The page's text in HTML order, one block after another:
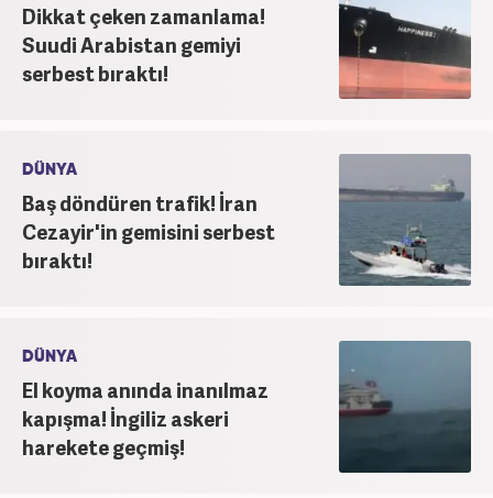
Dikkat çeken zamanlama!
Suudi Arabistan gemiyi
serbest bıraktı!
DÜNYA
Baş döndüren trafik! İran
Cezayir'in gemisini serbest
bıraktı!
DÜNYA
El koyma anında inanılmaz
kapışma! İngiliz askeri
harekete geçmiş!